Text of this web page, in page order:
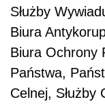
Służby
Biura
Biura Ochrony
Państwa,
Celnej, Służby